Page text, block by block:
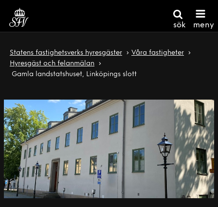
sök meny
Statens fastighetsverks hyresgäster
Våra fastigheter
Hyresgäst och felanmälan
Gamla landstatshuset, Linköpings slott